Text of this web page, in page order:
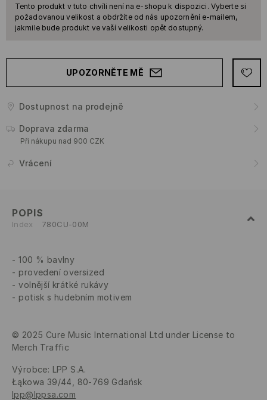
Tento produkt v tuto chvíli není na e-shopu k dispozici. Vyberte si
požadovanou velikost a obdržíte od nás upozornění e-mailem,
jakmile bude produkt ve vaší velikosti opět dostupný.
UPOZORNĚTE MĚ
Dostupnost na prodejně
Doprava zdarma
Při nákupu nad 900 CZK
Vrácení
POPIS
Index 780CU-00M
100 % bavlny
provedení oversized
volnější krátké rukávy
potisk s hudebním motivem
© 2025 Cure Music International Ltd under License to
Merch Traffic
Výrobce: LPP S.A.
Łąkowa 39/44, 80-769 Gdańsk
lpp@lppsa.com